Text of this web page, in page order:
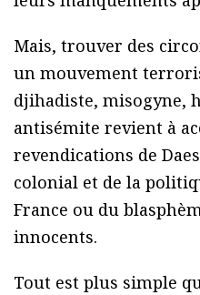
Mais, trouver des
un mouvement
djihadiste, misogyne,
antisémite revient à
revendications de
colonial et de la
France ou du
innocents.
Tout est plus simple